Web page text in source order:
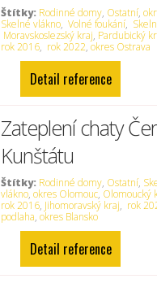
Štítky: Rodinné domy, Ostatní,
Skelné vlákno, Volné foukání,
Moravskoslezský kraj, Pardubický
rok 2016, rok 2022,okres Ostrava
Detail reference
Zateplení chaty
Kunštátu
Štítky: Rodinné domy, Ostatní,
vlákno,okres Olomouc, Olomoucký
rok 2016, Jihomoravský kraj, rok
podlaha,okres Blansko
Detail reference